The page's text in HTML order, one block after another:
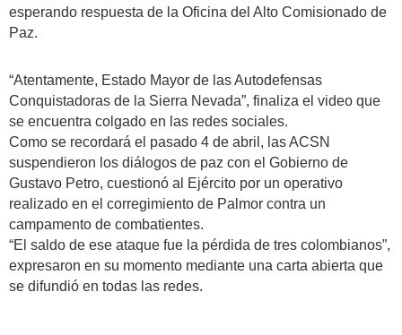
esperando respuesta de la Oficina del Alto Comisionado de
Paz.
“Atentamente, Estado Mayor de las Autodefensas
Conquistadoras de la Sierra Nevada”, finaliza el video que
se encuentra colgado en las redes sociales.
Como se recordará el pasado 4 de abril, las ACSN
suspendieron los diálogos de paz con el Gobierno de
Gustavo Petro, cuestionó al Ejército por un operativo
realizado en el corregimiento de Palmor contra un
campamento de combatientes.
“El saldo de ese ataque fue la pérdida de tres colombianos”,
expresaron en su momento mediante una carta abierta que
se difundió en todas las redes.